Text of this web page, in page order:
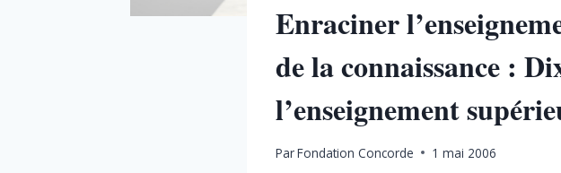
Enraciner
de la connaissance :
l’enseignement
ParFondation Concorde 1 mai 2006